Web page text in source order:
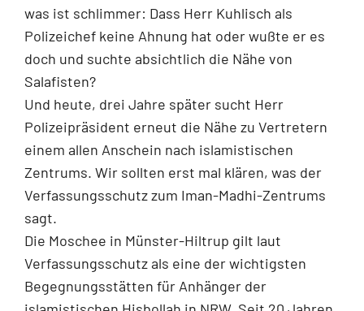
was ist schlimmer: Dass Herr Kuhlisch als
Polizeichef keine Ahnung hat oder wußte er es
doch und suchte absichtlich die Nähe von
Salafisten?
Und heute, drei Jahre später sucht Herr
Polizeipräsident erneut die Nähe zu Vertretern
einem allen Anschein nach islamistischen
Zentrums. Wir sollten erst mal klären, was der
Verfassungsschutz zum Iman-Madhi-Zentrums
sagt.
Die Moschee in Münster-Hiltrup gilt laut
Verfassungsschutz als eine der wichtigsten
Begegnungsstätten für Anhänger der